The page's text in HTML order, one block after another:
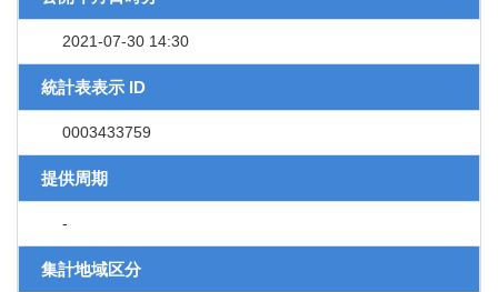
2021-07-30 14:30
統計表表示 ID
0003433759
提供周期
-
集計地域区分